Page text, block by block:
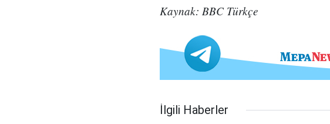
Kaynak: BBC Türkçe
İlgili Haberler